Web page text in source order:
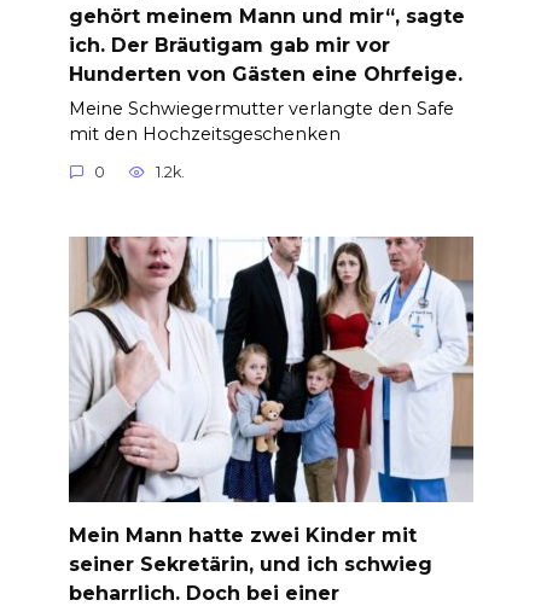
gehört meinem Mann und mir“, sagte
ich. Der Bräutigam gab mir vor
Hunderten von Gästen eine Ohrfeige.
Meine Schwiegermutter verlangte den Safe
mit den Hochzeitsgeschenken
0 1.2k.
Mein Mann hatte zwei Kinder mit
seiner Sekretärin, und ich schwieg
beharrlich. Doch bei einer